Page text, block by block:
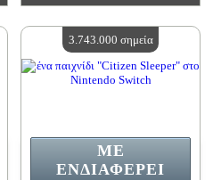
Διαθέσιμη ποσότητα:4
ΜΕ
ΕΝΔΙΑΦΈΡΕΙ
3.743.000 σημεία